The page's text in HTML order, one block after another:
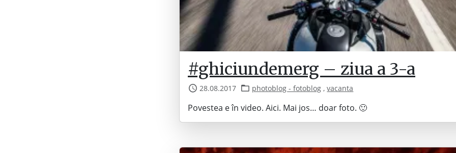
#ghiciundemerg – ziua a 3-a
28.08.2017 photoblog - fotoblog ,vacanta
Povestea e în video. Aici. Mai jos… doar foto. 🙂